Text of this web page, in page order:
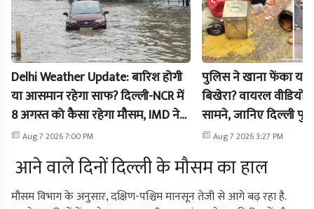
Delhi Weather Update: बारिश होगी
या आसमान रहेगा साफ? दिल्ली-NCR में
8 अगस्त को कैसा रहेगा मौसम, IMD ने
जारी किया पूर्वानुमान
Aug 7 2026 7:00 PM
पुलिस ने खाना फेंका या
बिखेरा? वायरल
सामने, जानिए दिल्ली
Aug 7 2026 3:27 PM
आने वाले दिनों दिल्ली के मौसम का हाल
मौसम विभाग के अनुसार, दक्षिण-पश्चिम मानसून तेजी से आगे बढ़ रहा है.